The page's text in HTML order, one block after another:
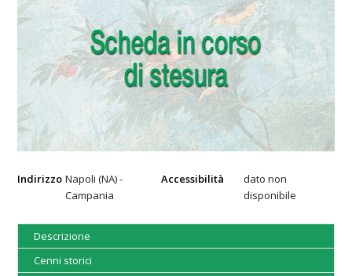
Indirizzo Napoli (NA) -
Campania
Accessibilità
dato non
disponibile
Descrizione
Cenni storici